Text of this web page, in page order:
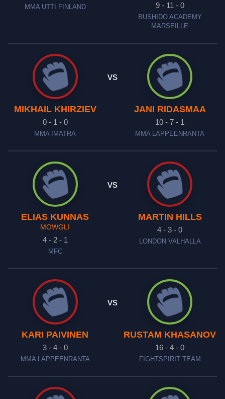
MMA UTTI FINLAND 9 - 11 - 0
BUSHIDO ACADEMY
MARSEILLE
MIKHAIL KHIRZIEV
0 - 1 - 0
MMA IMATRA
vs
JANI RIDASMAA
10 - 7 - 1
MMA LAPPEENRANTA
ELIAS KUNNAS
MOWGLI
4 - 2 - 1
MFC
vs
MARTIN HILLS
4 - 3 - 0
LONDON VALHALLA
KARI PAIVINEN
3 - 4 - 0
MMA LAPPEENRANTA
vs
RUSTAM KHASANOV
16 - 4 - 0
FIGHTSPIRIT TEAM